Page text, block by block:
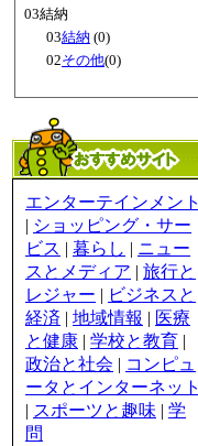
03結納
03結納 (0)
02その他(0)
エンターテインメント
| ショッピング・サー
ビス | 暮らし | ニュー
スとメディア | 旅行と
レジャー | ビジネスと
経済 | 地域情報 | 医療
と健康 | 学校と教育 |
政治と社会 | コンピュ
ータとインターネット
| スポーツと趣味 | 学
問